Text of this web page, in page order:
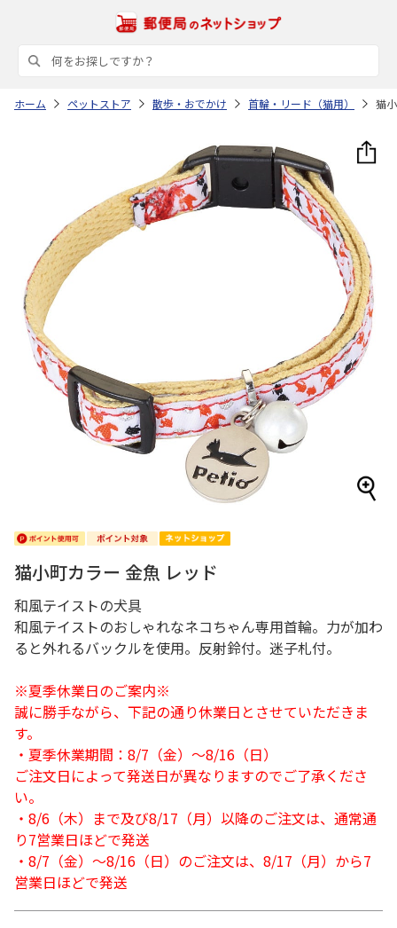
ホーム ペットストア 散歩・おでかけ 首輪・リード（猫用） 猫
猫小町カラー 金魚 レッド
和風テイストの犬具
和風テイストのおしゃれなネコちゃん専用首輪。力が加わ
ると外れるバックルを使用。反射鈴付。迷子札付。
※夏季休業日のご案内※
誠に勝手ながら、下記の通り休業日とさせていただきま
す。
・夏季休業期間：8/7（金）～8/16（日）
ご注文日によって発送日が異なりますのでご了承くださ
い。
・8/6（木）まで及び8/17（月）以降のご注文は、通常通
り7営業日ほどで発送
・8/7（金）～8/16（日）のご注文は、8/17（月）から7
営業日ほどで発送